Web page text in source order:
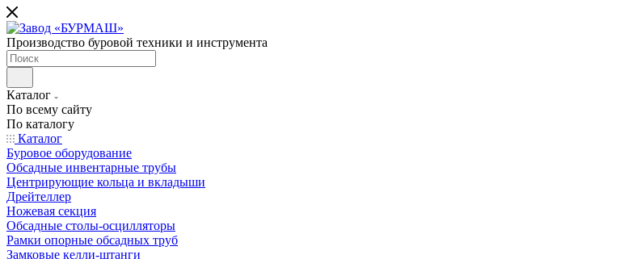
Производство буровой техники и инструмента
Каталог
По всему сайту
По каталогу
Каталог
Буровое оборудование
Обсадные инвентарные трубы
Центрирующие кольца и вкладыши
Дрейтеллер
Ножевая секция
Обсадные столы-осцилляторы
Рамки опорные обсадных труб
Замковые келли-штанги